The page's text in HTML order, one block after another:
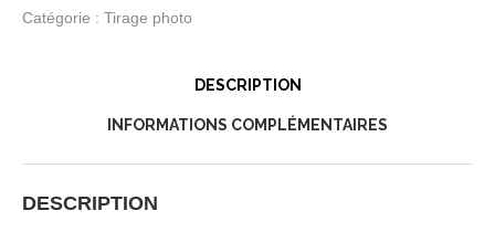
Catégorie : Tirage photo
DESCRIPTION
INFORMATIONS COMPLÉMENTAIRES
DESCRIPTION